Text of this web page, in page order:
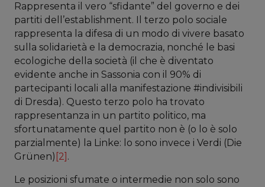
Rappresenta il vero “sfidante” del governo e dei
partiti dell’establishment. Il terzo polo sociale
rappresenta la difesa di un modo di vivere basato
sulla solidarietà e la democrazia, nonché le basi
ecologiche della società (il che è diventato
evidente anche in Sassonia con il 90% di
partecipanti locali alla manifestazione #indivisibili
di Dresda). Questo terzo polo ha trovato
rappresentanza in un partito politico, ma
sfortunatamente quel partito non è (o lo è solo
parzialmente) la Linke: lo sono invece i Verdi (Die
Grünen) [2] .
Le posizioni sfumate o intermedie non solo sono